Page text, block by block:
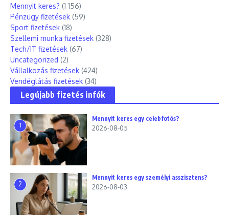
Mennyit keres? (1 156)
Pénzügy fizetések (59)
Sport fizetések (18)
Szellemi munka fizetések (328)
Tech/IT fizetések (67)
Uncategorized (2)
Vállalkozás fizetések (424)
Vendéglátás fizetések (34)
Legújabb fizetés infók
1
Mennyit keres egy celebfotós?
2026-08-05
2
Mennyit keres egy személyi asszisztens?
2026-08-03